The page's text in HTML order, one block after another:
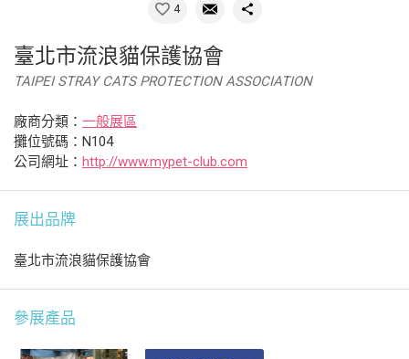
4
臺北市流浪貓保護協會
TAIPEI STRAY CATS PROTECTION ASSOCIATION
廠商分類： 一般展區
攤位號碼：N104
公司網址： http://www.mypet-club.com
展出品牌
臺北市流浪貓保護協會
參展產品